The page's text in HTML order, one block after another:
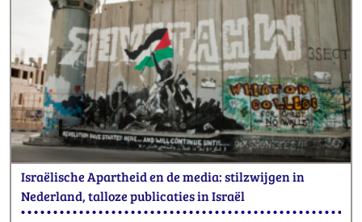
Israëlische Apartheid en de media: stilzwijgen in
Nederland, talloze publicaties in Israël